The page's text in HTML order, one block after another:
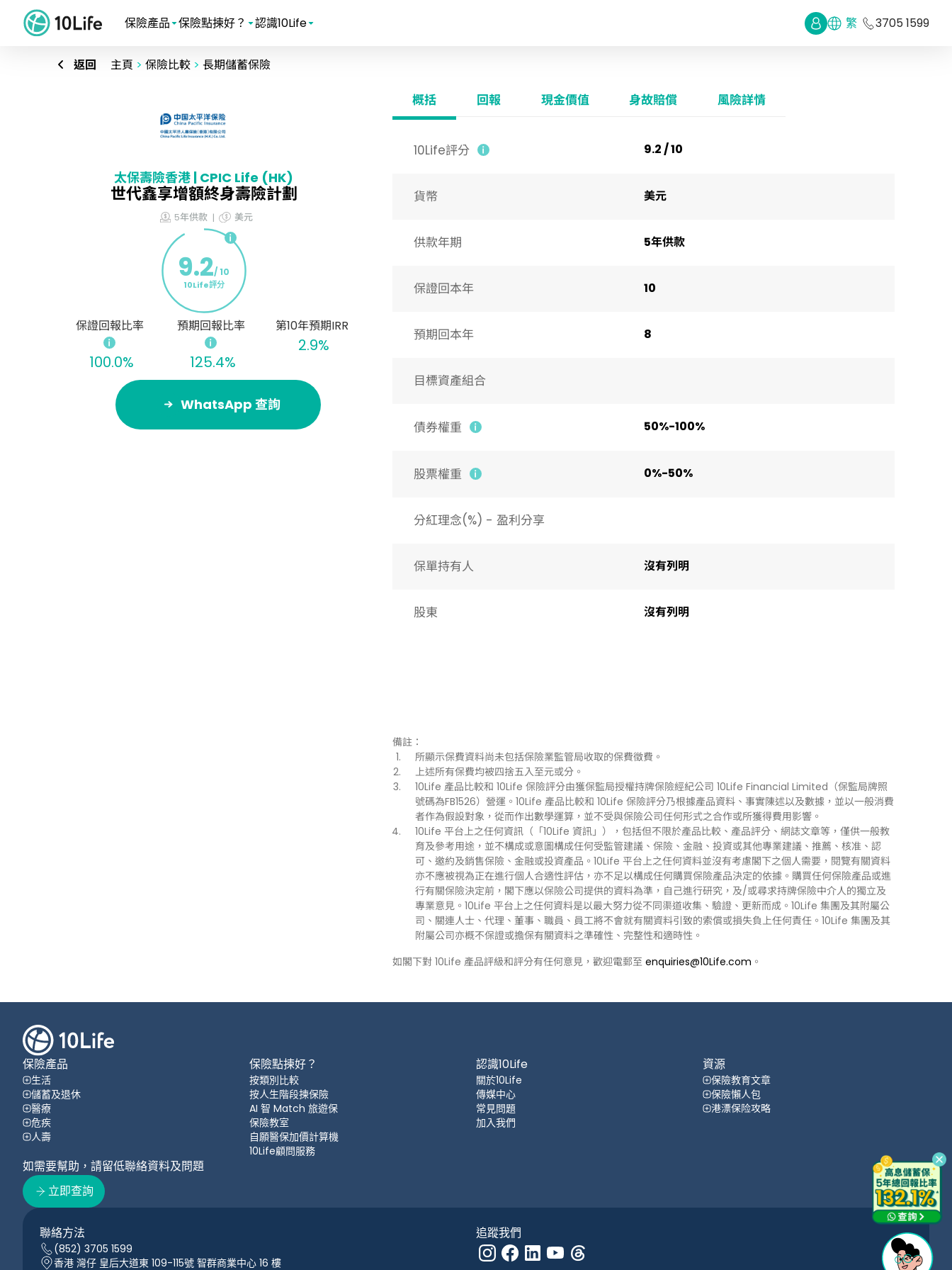
保險產品 保險點揀好？ 認識10Life 繁 3705 1599
返回 主頁 > 保險比較> 長期儲蓄保險
太保壽險香港 | CPIC Life (HK)
世代鑫享增額終身壽險計劃
5年供款 美元
9.2/ 10
10Life評分
保證回報比率
100.0%
預期回報比率
125.4%
第10年預期IRR
2.9%
WhatsApp 查詢
概括 回報 現金價值 身故賠償 風險詳情
10Life評分 9.2 / 10
貨幣 美元
供款年期 5年供款
保證回本年 10
預期回本年 8
目標資產組合
債券權重 50%-100%
股票權重 0%-50%
分紅理念(%) - 盈利分享
保單持有人 沒有列明
股東 沒有列明
備註：
所顯示保費資料尚未包括保險業監管局收取的保費徵費。
上述所有保費均被四捨五入至元或分。
10Life 產品比較和 10Life 保險評分由獲保監局授權持牌保險經紀公司 10Life Financial Limited（保監局牌照
號碼為FB1526）營運。10Life 產品比較和 10Life 保險評分乃根據產品資料、事實陳述以及數據，並以一般消費
者作為假設對象，從而作出數學運算，並不受與保險公司任何形式之合作或所獲得費用影響。
10Life 平台上之任何資訊（「10Life 資訊」），包括但不限於產品比較、產品評分、網誌文章等，僅供一般教
育及參考用途，並不構成或意圖構成任何受監管建議、保險、金融、投資或其他專業建議、推薦、核准、認
可、邀約及銷售保險、金融或投資產品。10Life 平台上之任何資料並沒有考慮閣下之個人需要，閱覽有關資料
亦不應被視為正在進行個人合適性評估，亦不足以構成任何購買保險產品決定的依據。購買任何保險產品或進
行有關保險決定前，閣下應以保險公司提供的資料為準，自己進行研究，及/或尋求持牌保險中介人的獨立及
專業意見。10Life 平台上之任何資料是以最大努力從不同渠道收集、驗證、更新而成。10Life 集團及其附屬公
司、關連人士、代理、董事、職員、員工將不會就有關資料引致的索償或損失負上任何責任。10Life 集團及其
附屬公司亦概不保證或擔保有關資料之準確性、完整性和適時性。
如閣下對 10Life 產品評級和評分有任何意見，歡迎電郵至 enquiries@10Life.com 。
保險產品
生活
儲蓄及退休
醫療
危疾
人壽
保險點揀好？
按類別比較
按人生階段揀保險
AI 智 Match 旅遊保
保險教室
自願醫保加價計算機
10Life顧問服務
認識10Life
關於10Life
傳媒中心
常見問題
加入我們
資源
保險教育文章
保險懶人包
港漂保险攻略
如需要幫助，請留低聯絡資料及問題
立即查詢
聯絡方法
(852) 3705 1599
香港 灣仔 皇后大道東 109-115號 智群商業中心 16 樓
追蹤我們